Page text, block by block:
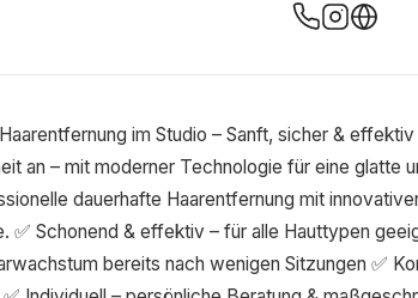
im Studio – Sanft, sicher &
an – mit moderner Technologie für eine glatte
dauerhafte Haarentfernung mit
✅ Schonend & effektiv – für alle Hauttypen
bereits nach wenigen Sitzungen ✅